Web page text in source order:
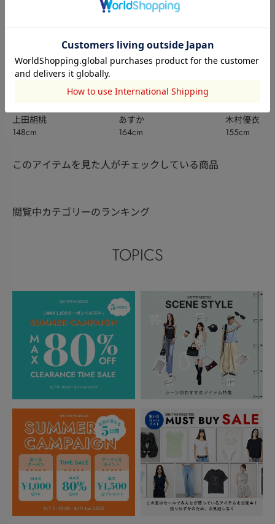
上田胡桃
148cm
あすか
164cm
木村優衣
155cm
このアイテムを見た人がチェックしている商品
閲覧中カテゴリーのランキング
TOPICS